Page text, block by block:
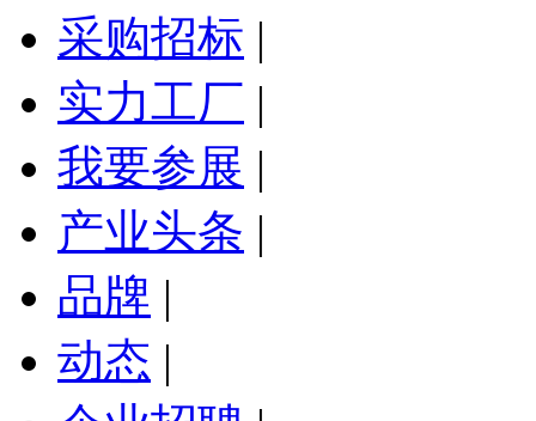
采购招标 |
实力工厂 |
我要参展 |
产业头条 |
品牌 |
动态 |